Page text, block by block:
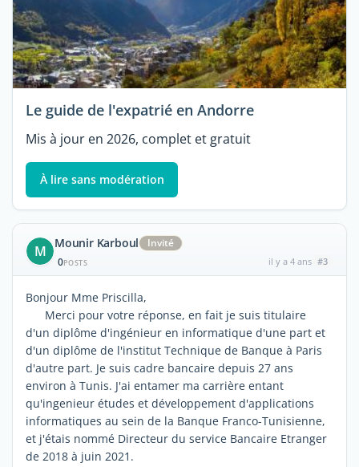
Le guide de l'expatrié en Andorre
Mis à jour en 2026, complet et gratuit
À lire sans modération
M Mounir Karboul
Invité
0POSTS il y a 4 ans #3
Bonjour Mme Priscilla,
Merci pour votre réponse, en fait je suis titulaire
d'un diplôme d'ingénieur en informatique d'une part et
d'un diplôme de l'institut Technique de Banque à Paris
d'autre part. Je suis cadre bancaire depuis 27 ans
environ à Tunis. J'ai entamer ma carrière entant
qu'ingenieur études et développement d'applications
informatiques au sein de la Banque Franco-Tunisienne,
et j'étais nommé Directeur du service Bancaire Etranger
de 2018 à juin 2021.